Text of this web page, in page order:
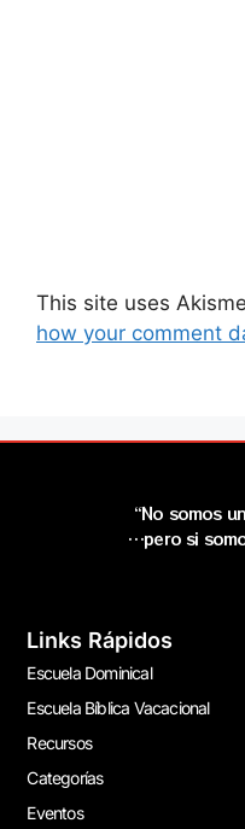
This site uses
how your comment
“No somos
…pero si
Links Rápidos
Escuela Dominical
Escuela Bíblica Vacacional
Recursos
Categorías
Eventos